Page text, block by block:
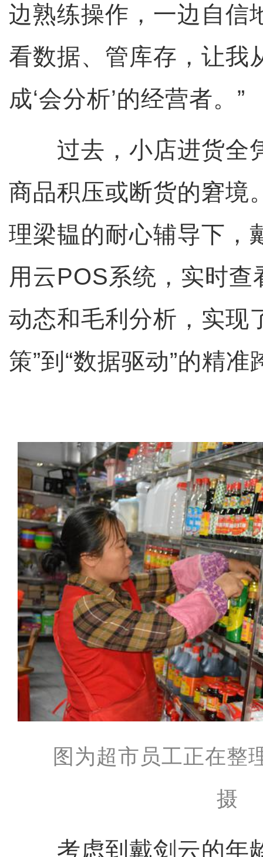
边熟练操作，一边自信
看数据、管库存，让我
成‘会分析’的经营者。”
过去，小店进货全
商品积压或断货的窘境
理梁韫的耐心辅导下，
用云POS系统，实时
动态和毛利分析，实现
策”到“数据驱动”的精准
图为超市员工正在整
摄
考虑到戴剑云的年